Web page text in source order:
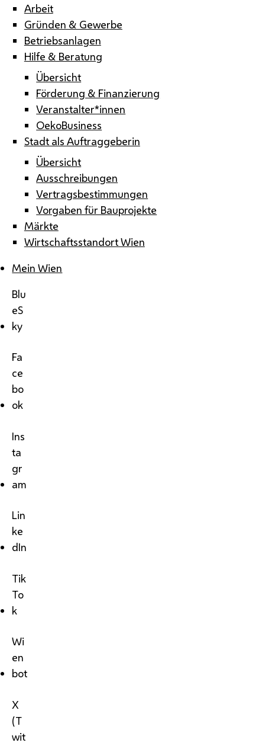
Arbeit
Gründen & Gewerbe
Betriebsanlagen
Hilfe & Beratung
Übersicht
Förderung & Finanzierung
Veranstalter*innen
OekoBusiness
Stadt als Auftraggeberin
Übersicht
Ausschreibungen
Vertragsbestimmungen
Vorgaben für Bauprojekte
Märkte
Wirtschaftsstandort Wien
Mein Wien
Blu
eS
ky
Fa
ce
bo
ok
Ins
ta
gr
am
Lin
ke
dIn
Tik
To
k
Wi
en
bot
X
(T
wit